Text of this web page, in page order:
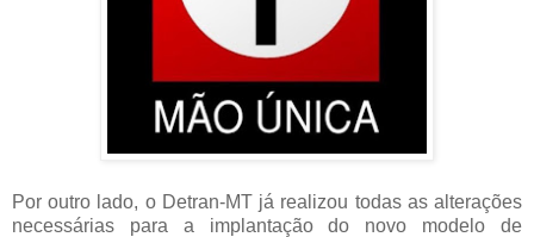
Por outro lado, o Detran-MT já realizou todas as alterações
necessárias para a implantação do novo modelo de